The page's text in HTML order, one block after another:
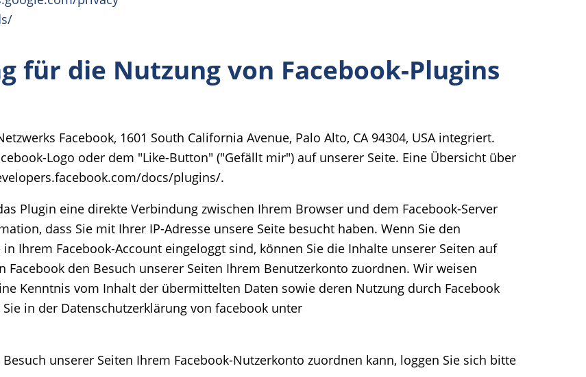
für die Nutzung von Facebook-Plugins
Facebook, 1601 South California Avenue, Palo Alto, CA 94304, USA integriert.
Logo oder dem "Like-Button" ("Gefällt mir") auf unserer Seite. Eine Übersicht über
docs/plugins/.
Plugin eine direkte Verbindung zwischen Ihrem Browser und dem Facebook-Server
dass Sie mit Ihrer IP-Adresse unsere Seite besucht haben. Wenn Sie den
Ihrem Facebook-Account eingeloggt sind, können Sie die Inhalte unserer Seiten auf
den Besuch unserer Seiten Ihrem Benutzerkonto zuordnen. Wir weisen
Kenntnis vom Inhalt der übermittelten Daten sowie deren Nutzung durch Facebook
in der Datenschutzerklärung von facebook unter
unserer Seiten Ihrem Facebook-Nutzerkonto zuordnen kann, loggen Sie sich bitte